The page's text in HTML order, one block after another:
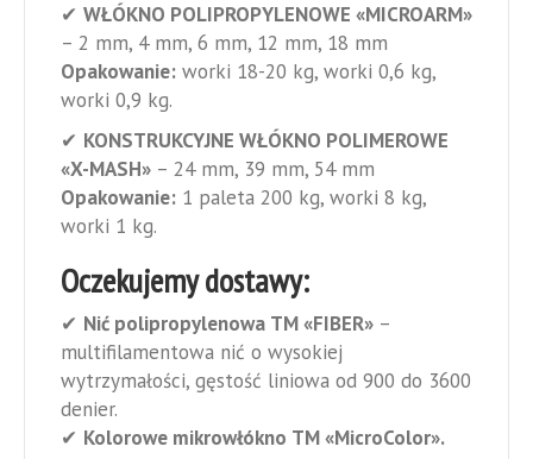
✔ WŁÓKNO POLIPROPYLENOWE «MICROARM»
– 2 mm, 4 mm, 6 mm, 12 mm, 18 mm
Opakowanie: worki 18-20 kg, worki 0,6 kg,
worki 0,9 kg.
✔ KONSTRUKCYJNE WŁÓKNO POLIMEROWE
«X-MASH» – 24 mm, 39 mm, 54 mm
Opakowanie: 1 paleta 200 kg, worki 8 kg,
worki 1 kg.
Oczekujemy dostawy:
✔ Nić polipropylenowa ТМ «FIBER» –
multifilamentowa nić o wysokiej
wytrzymałości, gęstość liniowa od 900 do 3600
denier.
✔ Kolorowe mikrowłókno ТМ «MicroColor».